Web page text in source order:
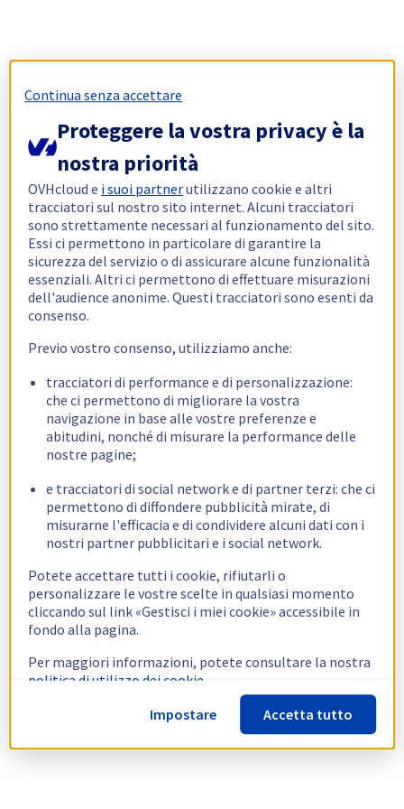
Continua senza accettare
Proteggere la vostra privacy è la
nostra priorità
OVHcloud e i suoi partnerutilizzano cookie e altri
tracciatori sul nostro sito internet. Alcuni tracciatori
sono strettamente necessari al funzionamento del sito.
Essi ci permettono in particolare di garantire la
sicurezza del servizio o di assicurare alcune funzionalità
essenziali. Altri ci permettono di effettuare misurazioni
dell'audience anonime. Questi tracciatori sono esenti da
consenso.
Previo vostro consenso, utilizziamo anche:
tracciatori di performance e di personalizzazione:
che ci permettono di migliorare la vostra
navigazione in base alle vostre preferenze e
abitudini, nonché di misurare la performance delle
nostre pagine;
e tracciatori di social network e di partner terzi: che ci
permettono di diffondere pubblicità mirate, di
misurarne l'efficacia e di condividere alcuni dati con i
nostri partner pubblicitari e i social network.
Potete accettare tutti i cookie, rifiutarli o
personalizzare le vostre scelte in qualsiasi momento
cliccando sul link «Gestisci i miei cookie» accessibile in
fondo alla pagina.
Per maggiori informazioni, potete consultare la nostra
politica di utilizzo dei cookie.
Impostare
Accetta tutto